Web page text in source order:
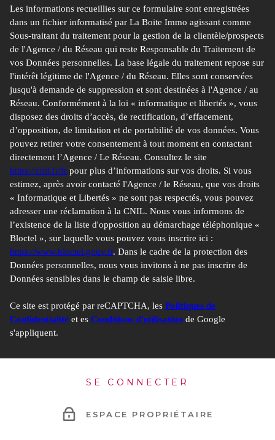
Les informations recueillies sur ce formulaire sont enregistrées
dans un fichier informatisé par La Boite Immo agissant comme
Sous-traitant du traitement pour la gestion de la clientèle/prospects
de l'Agence / du Réseau qui reste Responsable du Traitement de
vos Données personnelles. La base légale du traitement repose sur
l'intérêt légitime de l'Agence / du Réseau. Elles sont conservées
jusqu'à demande de suppression et sont destinées à l'Agence / au
Réseau. Conformément à la loi « informatique et libertés », vous
disposez des droits d’accès, de rectification, d’effacement,
d’opposition, de limitation et de portabilité de vos données. Vous
pouvez retirer votre consentement à tout moment en contactant
directement l’Agence / Le Réseau. Consultez le site
https://cnil.fr/fr pour plus d’informations sur vos droits. Si vous
estimez, après avoir contacté l'Agence / le Réseau, que vos droits
« Informatique et Libertés » ne sont pas respectés, vous pouvez
adresser une réclamation à la CNIL. Nous vous informons de
l’existence de la liste d'opposition au démarchage téléphonique «
Bloctel », sur laquelle vous pouvez vous inscrire ici :
https://www.bloctel.gouv.fr. Dans le cadre de la protection des
Données personnelles, nous vous invitons à ne pas inscrire de
Données sensibles dans le champ de saisie libre.
Ce site est protégé par reCAPTCHA, les Politiques de
Confidentialité et es Conditions d'utilisation de Google
s'appliquent.
SE CONNECTER
ESPACE PROPRIÉTAIRE